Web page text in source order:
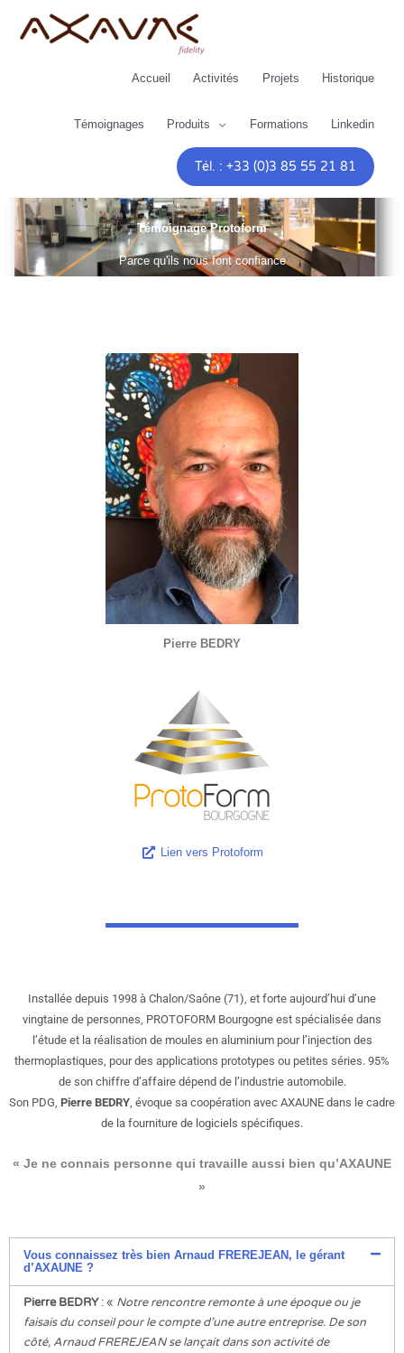
Accueil
Activités Projets Historique
Témoignages Produits Formations Linkedin
Tél. : +33 (0)3 85 55 21 81
Témoignage Protoform
Parce qu'ils nous font confiance
Pierre BEDRY
Lien vers Protoform
Installée depuis 1998 à Chalon/Saône (71), et forte aujourd’hui d’une
vingtaine de personnes, PROTOFORM Bourgogne est spécialisée dans
l’étude et la réalisation de moules en aluminium pour l’injection des
thermoplastiques, pour des applications prototypes ou petites séries. 95%
de son chiffre d’affaire dépend de l’industrie automobile.
Son PDG, Pierre BEDRY, évoque sa coopération avec AXAUNE dans le cadre
de la fourniture de logiciels spécifiques.
« Je ne connais personne qui travaille aussi bien qu’AXAUNE
»
Vous connaissez très bien Arnaud FREREJEAN, le gérant
d’AXAUNE ?
Pierre BEDRY: « Notre rencontre remonte à une époque ou je
faisais du conseil pour le compte d’une autre entreprise. De son
côté, Arnaud FREREJEAN se lançait dans son activité de